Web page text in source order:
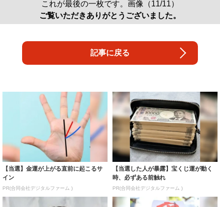
これが最後の一枚です。画像（11/11）
ご覧いただきありがとうございました。
記事に戻る
【当選】金運が上がる直前に起こるサ
イン
PR(合同会社デジタルファーム )
【当選した人が暴露】宝くじ運が動く
時、必ずある前触れ
PR(合同会社デジタルファーム )